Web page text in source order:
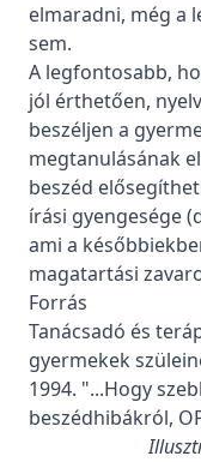
elmaradni, még a
sem.
A legfontosabb,
jól érthetően,
beszéljen a
megtanulásának
beszéd
írási gyengesége
ami a
magatartási
Forrás
Tanácsadó és
gyermekek
1994. "...Hogy
beszédhibákról,